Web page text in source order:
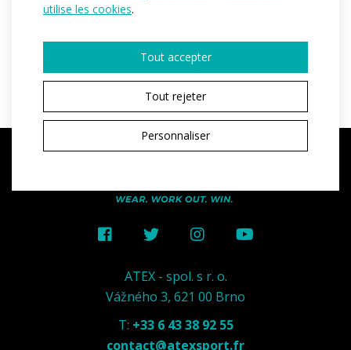
utilise les cookies.
Tout accepter
Tout rejeter
Personnaliser
DEMANDER UN DEVIS
ATEX - spol. s r. o.
Vážného 3, 621 00 Brno
T: +33 6 43 38 92 55
contact@atexsport.fr